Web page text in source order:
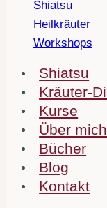
Shiatsu
Kräuter-
Kurse
Über mich
Bücher
Blog
Kontakt